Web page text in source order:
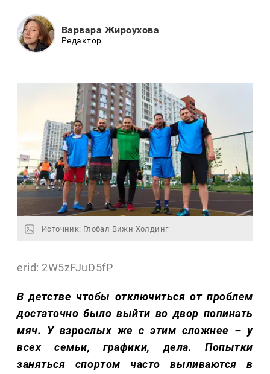
Варвара Жироухова
Редактор
Источник: Глобал Вижн Холдинг
erid: 2W5zFJuD5fP
В детстве чтобы отключиться от проблем
достаточно было выйти во двор попинать
мяч. У взрослых же с этим сложнее – у
всех семьи, графики, дела. Попытки
заняться спортом часто выливаются в